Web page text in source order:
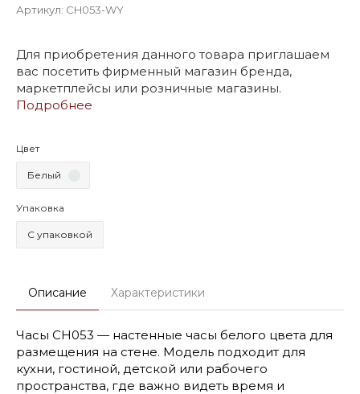
Артикул: CH053-WY
Для приобретения данного товара приглашаем
вас посетить фирменный магазин бренда,
маркетплейсы или розничные магазины.
Подробнее
Цвет
Белый
Упаковка
С упаковкой
Описание Характеристики
Часы CH053 — настенные часы белого цвета для
размещения на стене. Модель подходит для
кухни, гостиной, детской или рабочего
пространства, где важно видеть время и